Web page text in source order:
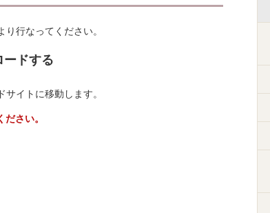
行なってください。
ードする
イトに移動します。
さい。